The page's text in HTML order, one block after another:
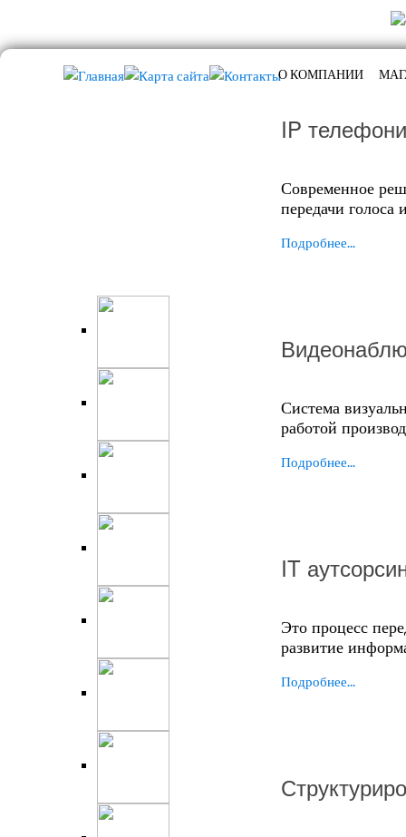
О КОМПАНИИ
IP
Современное
передачи голоса
Подробнее...
Система
работой
Подробнее...
IT
Это процесс
развитие
Подробнее...